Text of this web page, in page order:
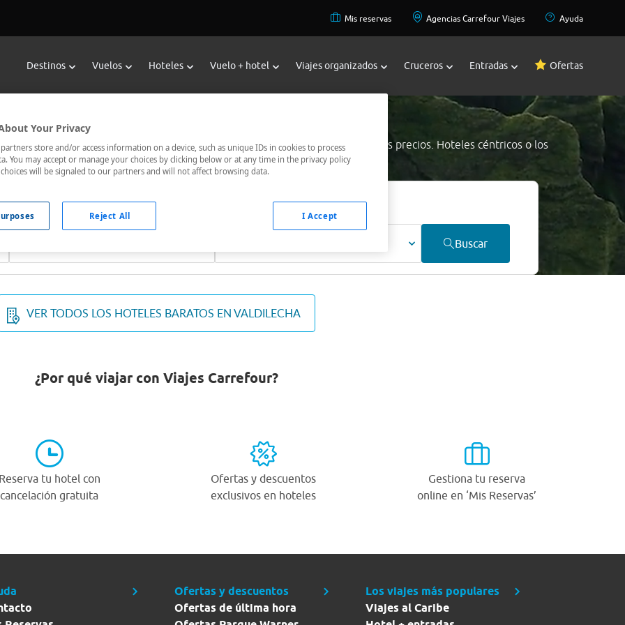
Mis reservas Agencias Carrefour Viajes Ayuda
Destinos Vuelos Hoteles Vuelo + hotel Viajes organizados Cruceros Entradas Ofertas
Reservar Hoteles en Valdilecha
de Viajes Carrefour te ofrecehoteles baratos en Valdilechaa los mejores precios. Hoteles céntricos o los
el hotel que busques nosotros te lo encontramos al mejor precio.
Fechas *
Buscar
VER TODOS LOS HOTELES BARATOS EN VALDILECHA
¿Por qué viajar con Viajes Carrefour?
Reserva tu hotel con
cancelación gratuita
Ofertas y descuentos
exclusivos en hoteles
Gestiona tu reserva
online en ‘Mis Reservas’
Ofertas y descuentos
Ofertas de última hora
Los viajes más populares
Viajes al Caribe
Your Privacy
store and/or access information on a device, such as unique IDs in cookies to process
You may accept or manage your choices by clicking below or at any time in the privacy policy
choices will be signaled to our partners and will not affect browsing data.
Reject All I Accept